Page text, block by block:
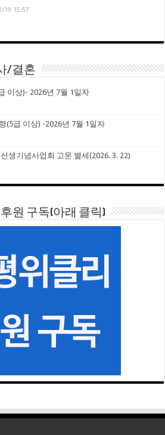
19 15:57
/결혼
이상)- 2026년 7월 1일자
(5급 이상) -2026년 7월 1일자
생기념사업회 고문 별세(2026. 3. 22)
후원 구독(아래 클릭)